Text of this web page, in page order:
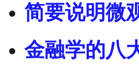
简要说明微
金融学的八